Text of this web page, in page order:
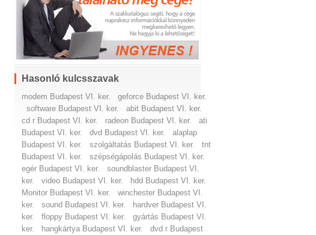
Hasonló kulcsszavak
modem Budapest VI. ker.
geforce Budapest VI. ker.
software Budapest VI. ker.
abit Budapest VI. ker.
cd r Budapest VI. ker.
radeon Budapest VI. ker.
ati
Budapest VI. ker.
dvd Budapest VI. ker.
alaplap
Budapest VI. ker.
szolgáltatás Budapest VI. ker.
tnt
Budapest VI. ker.
szépségápolás Budapest VI. ker.
egér Budapest VI. ker.
soundblaster Budapest VI.
ker.
video Budapest VI. ker.
hdd Budapest VI. ker.
Monitor Budapest VI. ker.
winchester Budapest VI.
ker.
sound Budapest VI. ker.
hardver Budapest VI.
ker.
floppy Budapest VI. ker.
gyártás Budapest VI.
ker.
hangkártya Budapest VI. ker. dvd r Budapest